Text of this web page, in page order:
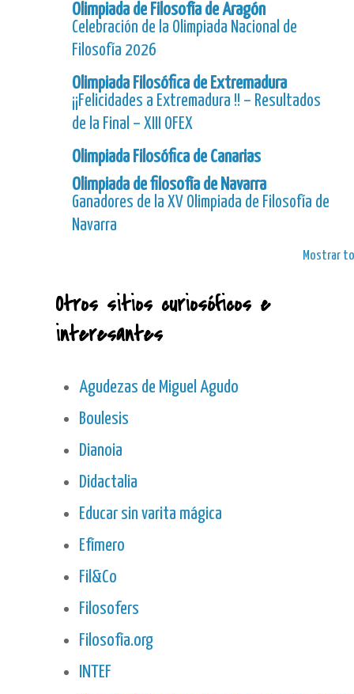
Olimpiada de Filosofía de Aragón
Celebración de la Olimpiada Nacional de
Filosofía 2026
Olimpiada Filosófica de Extremadura
¡¡Felicidades a Extremadura !! – Resultados
de la Final – XIII OFEX
Olimpiada Filosófica de Canarias
Olimpiada de filosofía de Navarra
Ganadores de la XV Olimpiada de Filosofía de
Navarra
Mostrar
Otros sitios curiosóficos e
interesantes
Agudezas de Miguel Agudo
Boulesis
Dianoia
Didactalia
Educar sin varita mágica
Efímero
Fil&Co
Filosofers
Filosofía.org
INTEF